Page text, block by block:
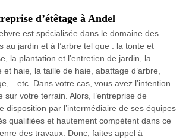
d’étêtage à Andel
est spécialisée dans le domaine des
au jardin et à l’arbre tel que : la tonte et
la plantation et l’entretien de jardin, la
haie, la taille de haie, abattage d’arbre,
Dans votre cas, vous avez l’intention
sur votre terrain. Alors, l’entreprise de
disposition par l’intermédiaire de ses équipes
qualifiées et hautement compétent dans ce
des travaux. Donc, faites appel à